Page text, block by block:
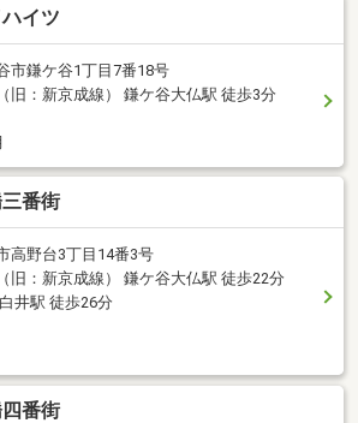
イツ
市鎌ケ谷1丁目7番18号
旧：新京成線） 鎌ケ谷大仏駅 徒歩3分
番街
高野台3丁目14番3号
旧：新京成線） 鎌ケ谷大仏駅 徒歩22分
井駅 徒歩26分
番街